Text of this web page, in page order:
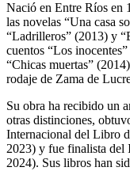
Nació en Entre Ríos en
las novelas “Una casa
“Ladrilleros” (2013) y
cuentos “Los
“Chicas muertas”
rodaje de Zama de
Su obra ha recibido un
otras distinciones,
Internacional del Libro
2023) y fue finalista del
2024). Sus libros han